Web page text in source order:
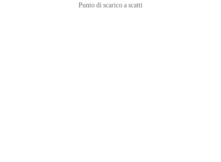
Punto di scarico a scatti